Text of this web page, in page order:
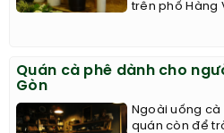
trên phố Hàng
Quán cà phê dành cho
Gòn
Ngoài uống
quán còn để